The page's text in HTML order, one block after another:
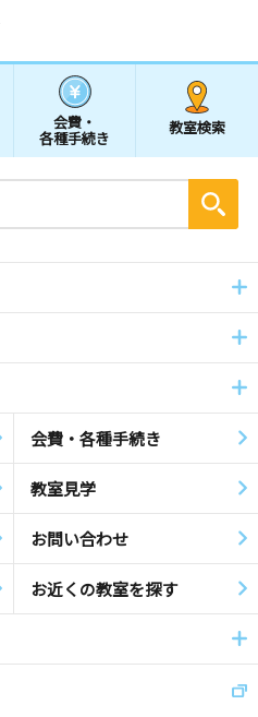
会費・
各種手続き
教室検索
会費・各種手続き
教室見学
お問い合わせ
お近くの教室を探す